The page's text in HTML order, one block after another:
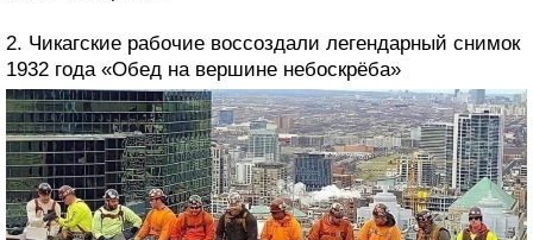
2. Чикагские рабочие воссоздали легендарный снимок
1932 года «Обед на вершине небоскрёба»